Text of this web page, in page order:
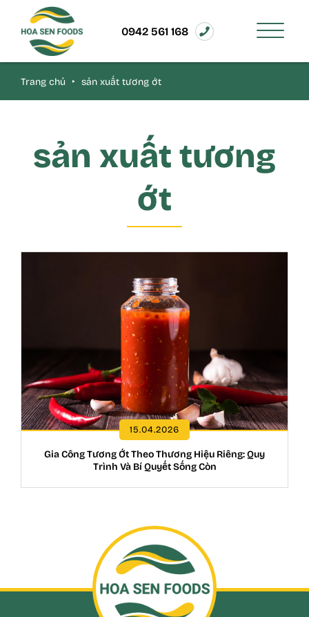
0942 561 168
Trang chủ ‣ sản xuất tương ớt
sản xuất tương
ớt
15.04.2026
Gia Công Tương Ớt Theo Thương Hiệu Riêng: Quy
Trình Và Bí Quyết Sống Còn